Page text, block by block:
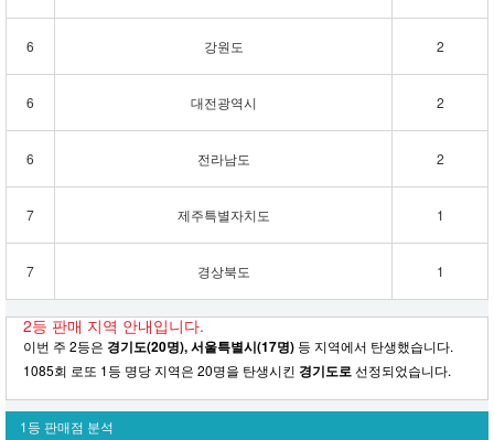
6 강원도 2
6 대전광역시 2
6 전라남도 2
7 제주특별자치도 1
7 경상북도 1
2등 판매 지역 안내입니다.
이번 주 2등은 경기도(20명), 서울특별시(17명) 등 지역에서 탄생했습니다.
1085회 로또 1등 명당 지역은 20명을 탄생시킨 경기도로선정되었습니다.
1등 판매점 분석